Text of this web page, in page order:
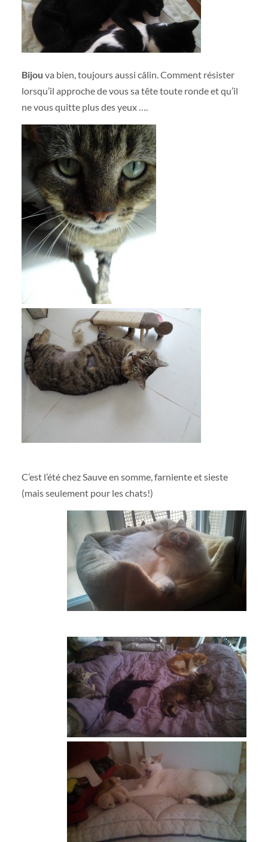
Bijou va bien, toujours aussi câlin. Comment résister
lorsqu’il approche de vous sa tête toute ronde et qu’il
ne vous quitte plus des yeux ….
C’est l’été chez Sauve en somme, farniente et sieste
(mais seulement pour les chats!)